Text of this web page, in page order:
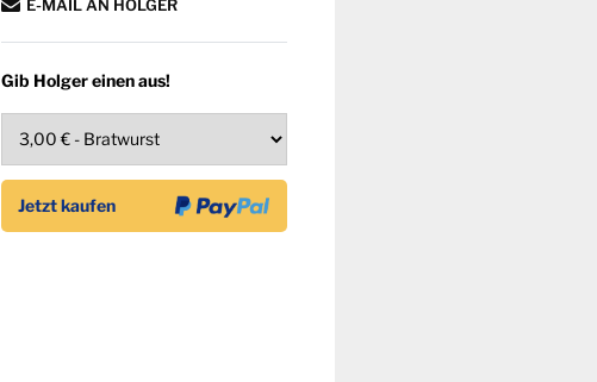
E-MAIL AN HOLGER
Gib Holger einen aus!